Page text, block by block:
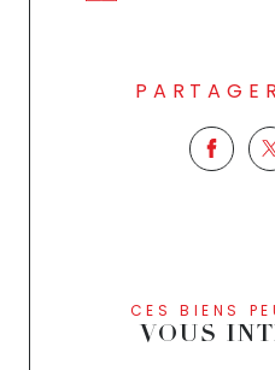
CES BIENS
VOUS